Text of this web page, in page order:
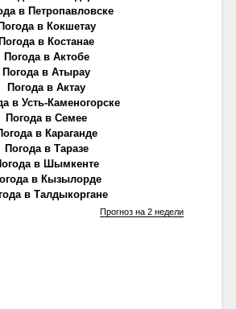
в Петропавловске
в Кокшетау
в Костанае
Погода в Актобе
Погода в Атырау
Погода в Актау
в Усть-Каменогорске
Погода в Семее
в Караганде
Погода в Таразе
в Шымкенте
в Кызылорде
в Талдыкоргане
Прогноз на 2 недели